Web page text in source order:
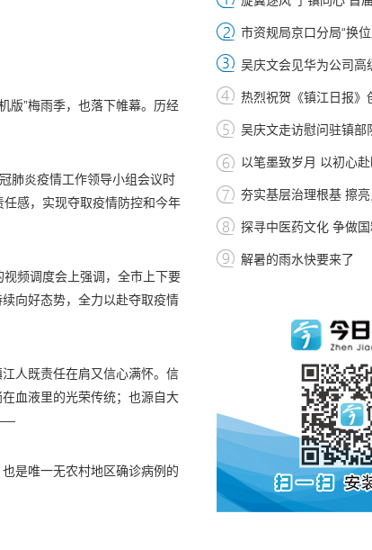
版”梅雨季，也落下帷幕。历经
肺炎疫情工作领导小组会议时
任感，实现夺取疫情防控和今年
频调度会上强调，全市上下要
向好态势，全力以赴夺取疫情
人既责任在肩又信心满怀。信
血液里的光荣传统；也源自大
是唯一无农村地区确诊病例的
市资规局京口分局“换
吴庆文会见华为公司高
热烈祝贺《镇江日报》
吴庆文走访慰问驻镇部
以笔墨致岁月 以初心
夯实基层治理根基 擦
探寻中医药文化 争做
解暑的雨水快要来了